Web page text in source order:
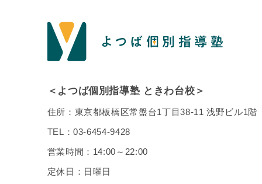
＜よつば個別指導塾 ときわ台校＞
住所：東京都板橋区常盤台1丁目38-11 浅野ビル1階
TEL：03-6454-9428
営業時間：14:00～22:00
定休日：日曜日